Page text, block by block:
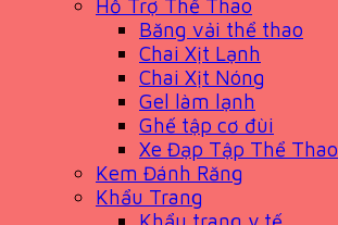
Hỗ Trợ Thể Thao
Băng vải thể thao
Chai Xịt Lạnh
Chai Xịt Nóng
Gel làm lạnh
Ghế tập cơ đùi
Xe Đạp Tập Thể Thao
Kem Đánh Răng
Khẩu Trang